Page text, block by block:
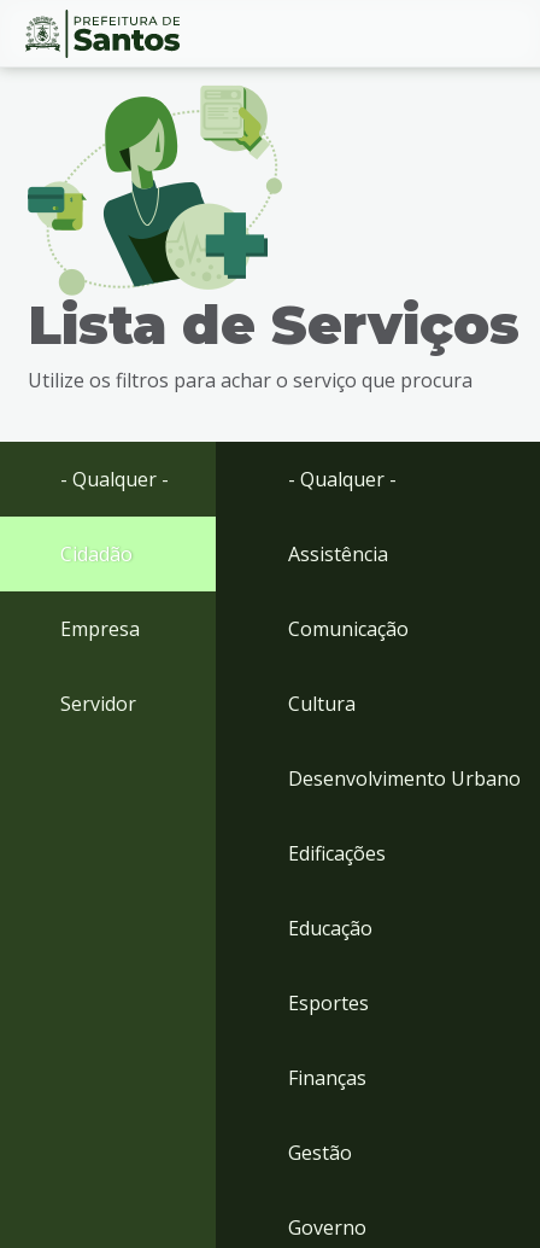
Ir
busca
Ir
rodapé
Conteúdo
Lista de Serviços
Utilize os filtros para achar o serviço que procura
- Qualquer -
Cidadão
Empresa
Servidor
- Qualquer -
Assistência
Comunicação
Cultura
Desenvolvimento Urbano
Edificações
Educação
Esportes
Finanças
Gestão
Governo